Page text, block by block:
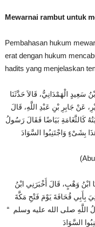
Mewarnai rambut untuk
Pembahasan hukum
erat dengan hukum
hadits yang menjelaskan
الْهَمْدَانِيُّ، قَالاَ حَدَّثَنَا
عَنْ جَابِرِ بْنِ عَبْدِ اللَّهِ، قَالَ
كَالثَّغَامَةِ بَيَاضًا فَقَالَ رَسُولُ
بِشَىْءٍ وَاجْتَنِبُوا السَّوَادَ
ابْنُ وَهْبٍ، قَالَ أَخْبَرَنِي ابْنُ
بِأَبِي قُحَافَةَ يَوْمَ فَتْحِ مَكَّةَ
اللَّهِ صلى الله عليه وسلم
“‏
السَّوَادَ